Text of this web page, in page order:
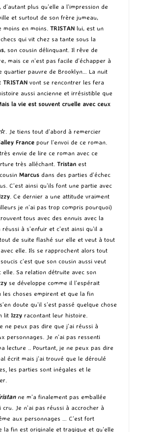
plus qu’elle a l’impression de
et surtout de son frère jumeau‚
moins en moins. TRISTAN lui‚ est un
qui vit chez sa tante sous la
‚ son cousin délinquant. Il rêve de
mais ce n’est pas facile d’échapper à
quartier pauvre de Brooklyn… La nuit
TRISTAN vont se rencontrer les fera
aussi ancienne et irrésistible que
la vie est souvent cruelle avec ceux
. Je tiens tout d’abord à remercier
France pour l’envoi de ce roman.
très envie de lire ce roman avec ce
très alléchant. Tristan est
Marcus dans des parties d’échec
C’est ainsi qu’ils font une partie avec
. Ce dernier a une attitude vraiment
je n’ai pas trop compris pourquoi)
tous avec des ennuis avec la
réussi à s’enfuir et c’est ainsi qu’il a
tout de suite flashé sur elle et veut à tout
elle. Ils se rapprochent alors tout
c’est que son cousin aussi veut
Sa relation détruite avec son
se développe comme il l’espérait
les choses empirent et que la fin
doute qu’il s’est passé quelque chose
lit Izzy racontant leur histoire.
ne peux pas dire que j’ai réussi à
personnages. Je n’ai pas ressenti
lecture .. Pourtant, je ne peux pas dire
écrit mais j’ai trouvé que le déroulé
les parties sont inégales et le
ne m’a finalement pas emballée
cru. Je n’ai pas réussi à accrocher à
aux personnages … C’est fort
la fin est originale et tragique et qu’elle